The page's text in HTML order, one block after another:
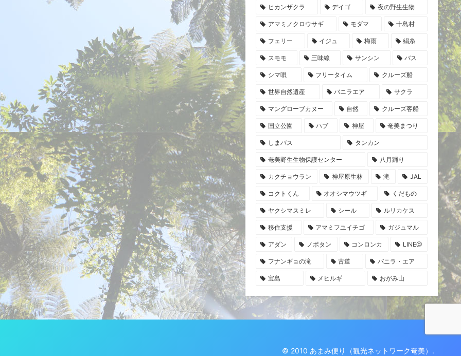
ヒカンザクラ デイゴ 夜の野生生物
アマミノクロウサギ モダマ 十島村
フェリー イジュ 梅雨 絹糸
スモモ 三味線 サンシン バス
シマ唄 フリータイム クルーズ船
世界自然遺産 バニラエア サクラ
マングローブカヌー 自然 クルーズ客船
国立公園 ハブ 神屋 奄美まつり
しまバス タンカン
奄美野生生物保護センター 八月踊り
カクチョウラン 神屋原生林 滝 JAL
コクトくん オオシマウツギ くだもの
ヤクシマスミレ シール ルリカケス
移住支援 アマミフユイチゴ ガジュマル
アダン ノボタン コンロンカ LINE@
フナンギョの滝 古道 バニラ・エア
宝島 メヒルギ おがみ山
© 2010 あまみ便り（観光ネットワーク奄美）.